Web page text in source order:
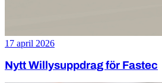
17 april 2026
Nytt Willysuppdrag för Fastec